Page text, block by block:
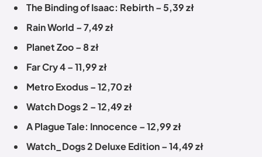
The Binding of Isaac: Rebirth – 5,39 zł
Rain World – 7,49 zł
Planet Zoo – 8 zł
Far Cry 4 – 11,99 zł
Metro Exodus – 12,70 zł
Watch Dogs 2 – 12,49 zł
A Plague Tale: Innocence – 12,99 zł
Watch_Dogs 2 Deluxe Edition – 14,49 zł